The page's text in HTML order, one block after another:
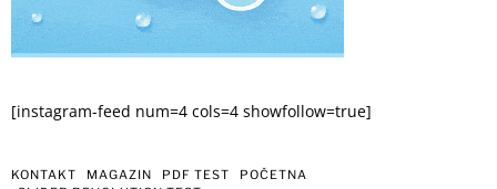
[instagram-feed num=4 cols=4 showfollow=true]
KONTAKT MAGAZIN PDF TEST
POČETNA